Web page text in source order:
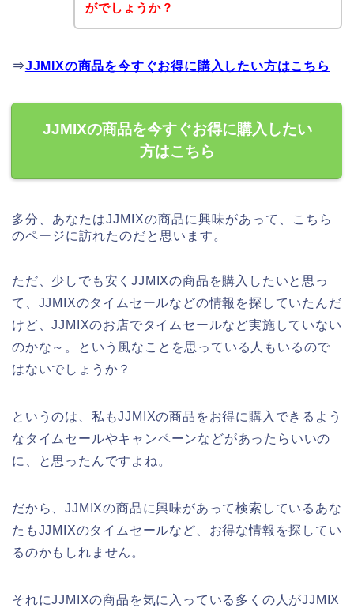
がでしょうか？
⇒JJMIXの商品を今すぐお得に購入したい方はこちら
JJMIXの商品を今すぐお得に購入したい
方はこちら
多分、あなたはJJMIXの商品に興味があって、こちら
のページに訪れたのだと思います。
ただ、少しでも安くJJMIXの商品を購入したいと思っ
て、JJMIXのタイムセールなどの情報を探していたんだ
けど、JJMIXのお店でタイムセールなど実施していない
のかな～。という風なことを思っている人もいるので
はないでしょうか？
というのは、私もJJMIXの商品をお得に購入できるよう
なタイムセールやキャンペーンなどがあったらいいの
に、と思ったんですよね。
だから、JJMIXの商品に興味があって検索しているあな
たもJJMIXのタイムセールなど、お得な情報を探してい
るのかもしれません。
それにJJMIXの商品を気に入っている多くの人がJJMIX